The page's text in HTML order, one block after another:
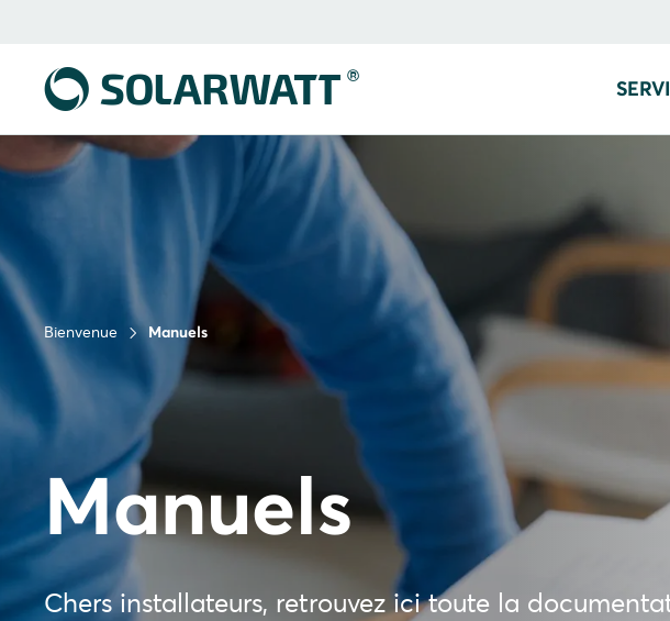
Bienvenue Manuels
Manuels
Chers installateurs, retrouvez ici toute la